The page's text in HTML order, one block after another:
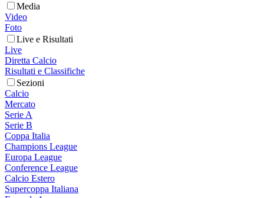
Media
Video
Foto
Live e Risultati
Live
Diretta Calcio
Risultati e Classifiche
Sezioni
Calcio
Mercato
Serie A
Serie B
Coppa Italia
Champions League
Europa League
Conference League
Calcio Estero
Supercoppa Italiana